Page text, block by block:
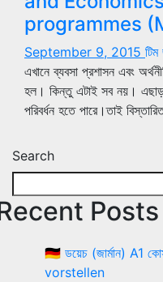
programmes
September 9, 2015 টিম
এখানে ব্যবসা প্রশাসন এবং
হল। কিন্তু এটাই সব নয়।
পরিবর্ধন হতে পারে।তাই
Search
Posts
🇩🇪 ডয়েচ (জার্মান) A1
vorstellen